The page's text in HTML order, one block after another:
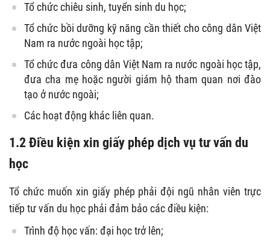
Tổ chức chiêu sinh, tuyển sinh du học;
Tổ chức bồi dưỡng kỹ năng cần thiết cho công dân Việt
Nam ra nước ngoài học tập;
Tổ chức đưa công dân Việt Nam ra nước ngoài học tập,
đưa cha mẹ hoặc người giám hộ tham quan nơi đào
tạo ở nước ngoài;
Các hoạt động khác liên quan.
1.2 Điều kiện xin giấy phép dịch vụ tư vấn du
học
Tổ chức muốn xin giấy phép phải đội ngũ nhân viên trực
tiếp tư vấn du học phải đảm bảo các điều kiện:
Trình độ học vấn: đại học trở lên;